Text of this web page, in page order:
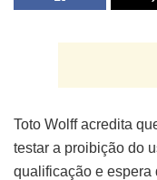
Toto Wolff acredita
testar a proibição do
qualificação e espera